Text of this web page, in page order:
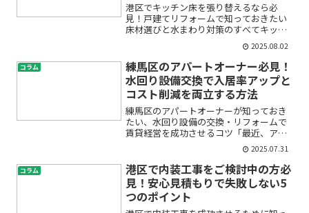
港区でキッチン床を張り替えるなら必
見！戸建てリフォームで知っておきたい
床材選びと水まわり対策のすべてキッチ
ンの床が古くなってきたり、戸建てリフ
ォームを検討し始めたとき、「どんな床
材がいいの？」「水まわりだけに傷みや
すいのでは？」といった疑問...
2025.08.02
コラム
練馬区のアパートオーナー必見！
水回り設備交換で入居率アップと
コスト削減を両立する方法
練馬区のアパートオーナーが知っておき
たい、水回り設備の交換・リフォームで
賃貸経営を成功させるコツ「最近、アパ
ートの空室が目立つ」「水回りの老朽化
やトラブルが心配」「設備更新にどのく
らい費用がかかるのか不安」――。そんな悩
みを抱える練馬区のア...
2025.07.31
コラム
港区で内装工事をご検討中の方必
見！安心見積もりで失敗しない5
つのポイント